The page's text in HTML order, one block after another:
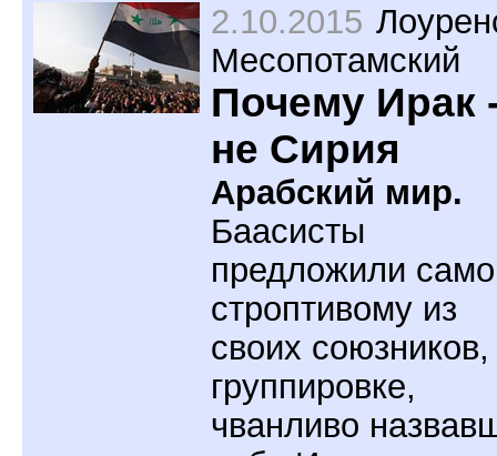
2.10.2015
Месопотамский
Почему Ирак
не Сирия
Арабский мир.
Баасисты
предложили
строптивому из
своих союзников,
группировке,
чванливо